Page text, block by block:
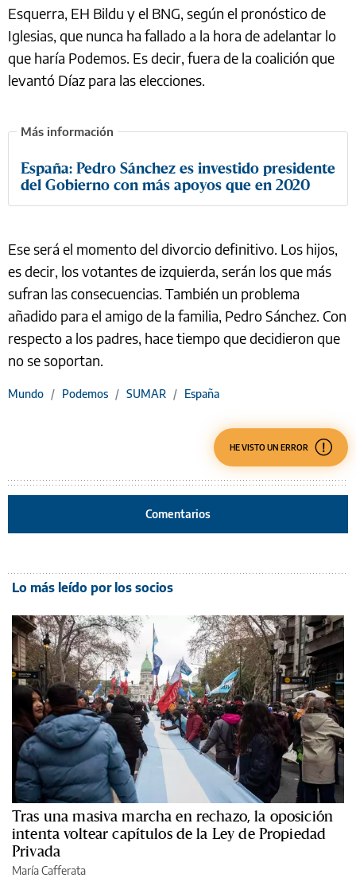
Esquerra, EH Bildu y el BNG, según el pronóstico de
Iglesias, que nunca ha fallado a la hora de adelantar lo
que haría Podemos. Es decir, fuera de la coalición que
levantó Díaz para las elecciones.
España: Pedro Sánchez es investido presidente
del Gobierno con más apoyos que en 2020
Ese será el momento del divorcio definitivo. Los hijos,
es decir, los votantes de izquierda, serán los que más
sufran las consecuencias. También un problema
añadido para el amigo de la familia, Pedro Sánchez. Con
respecto a los padres, hace tiempo que decidieron que
no se soportan.
Mundo / Podemos / SUMAR / España
HE VISTO UN ERROR
Comentarios
Lo más leído por los socios
Tras una masiva marcha en rechazo, la oposición
intenta voltear capítulos de la Ley de Propiedad
Privada
María Cafferata